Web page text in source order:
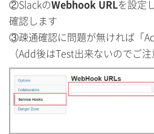
②SlackのWebhook URLを設定
確認します
③疎通確認に問題が無ければ「
（Add後はTest出来ないのでご注